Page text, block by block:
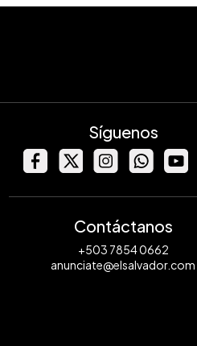
Síguenos
Contáctanos
+503 7854 0662
anunciate@elsalvador.com